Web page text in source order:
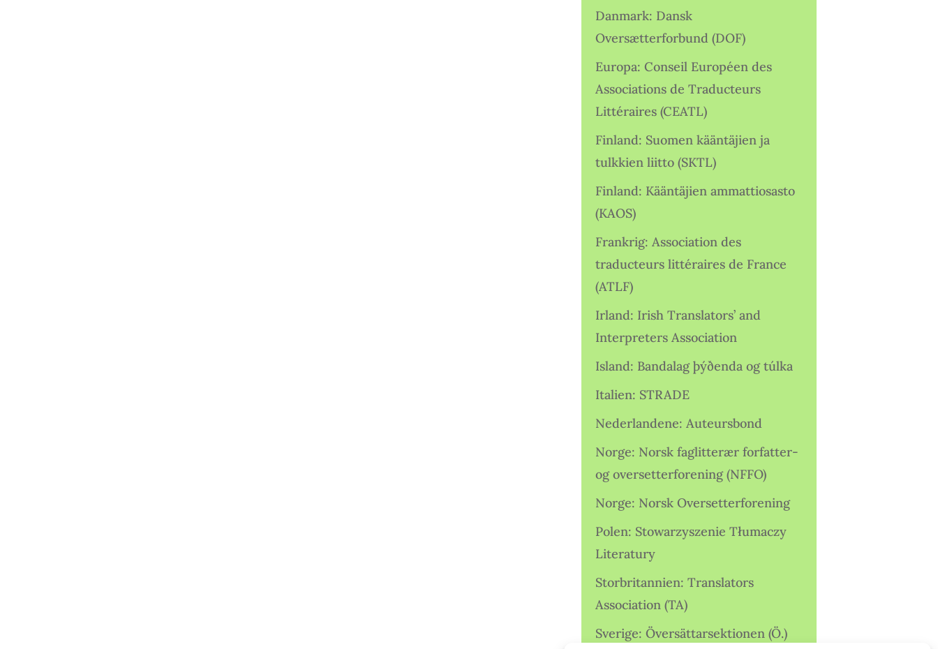
Danmark: Dansk
Oversætterforbund (DOF)
Europa: Conseil Européen des
Associations de Traducteurs
Littéraires (CEATL)
Finland: Suomen kääntäjien ja
tulkkien liitto (SKTL)
Finland: Kääntäjien ammattiosasto
(KAOS)
Frankrig: Association des
traducteurs littéraires de France
(ATLF)
Irland: Irish Translators’ and
Interpreters Association
Island: Bandalag þýðenda og túlka
Italien: STRADE
Nederlandene: Auteursbond
Norge: Norsk faglitterær forfatter-
og oversetterforening (NFFO)
Norge: Norsk Oversetterforening
Polen: Stowarzyszenie Tłumaczy
Literatury
Storbritannien: Translators
Association (TA)
Sverige: Översättarsektionen (Ö.)